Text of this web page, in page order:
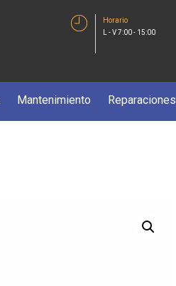
Horario
L - V 7:00 - 15:00
Mantenimiento Reparaciones